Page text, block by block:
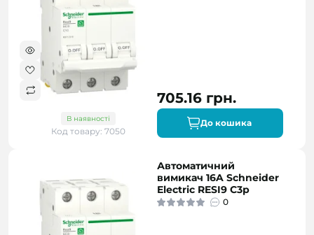
В наявності
Код товару: 7050
705.16 грн.
До кошика
Автоматичний
вимикач 16A Schneider
Electric RESI9 C3р
0